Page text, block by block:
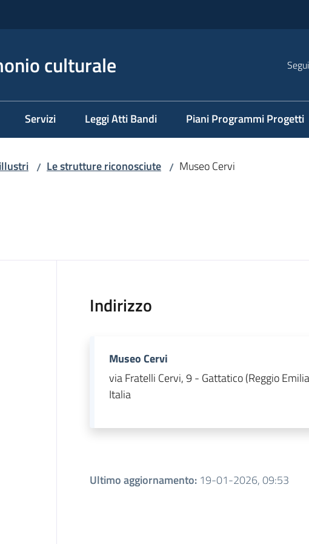
culturale
Servizi Leggi Atti Bandi Piani Programmi Progetti
/ Le strutture riconosciute / Museo Cervi
Indirizzo
Museo Cervi
via Fratelli Cervi, 9 - Gattatico (Reggio
Italia
Ultimo aggiornamento: 19-01-2026, 09:53